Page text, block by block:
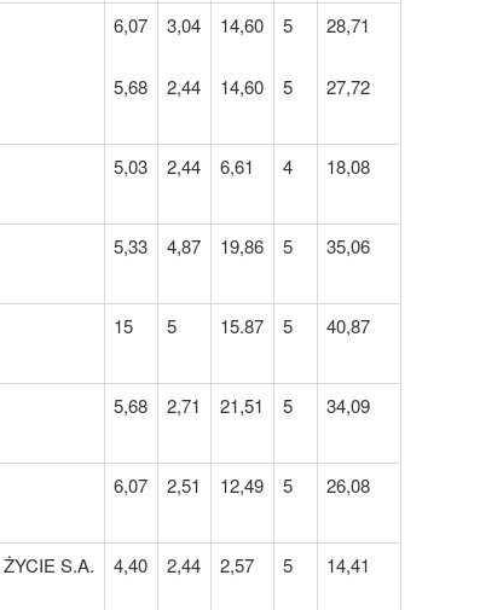
6,07
5,68
3,04
2,44
14,60
14,60
5
5
28,71
27,72
5,03 2,44 6,61 4 18,08
5,33 4,87 19,86 5 35,06
15 5 15.87 5 40,87
5,68 2,71 21,51 5 34,09
6,07 2,51 12,49 5 26,08
S.A. 4,40 2,44 2,57 5 14,41